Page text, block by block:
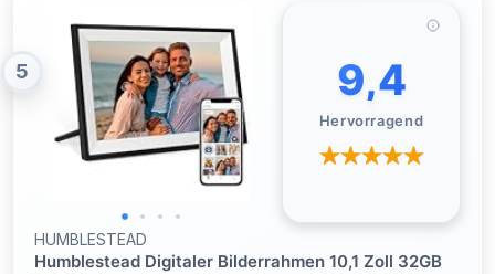
5 9,4
Hervorragend
HUMBLESTEAD
Humblestead Digitaler Bilderrahmen 10,1 Zoll 32GB